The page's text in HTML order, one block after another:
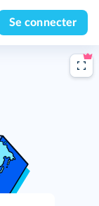
Se connecter